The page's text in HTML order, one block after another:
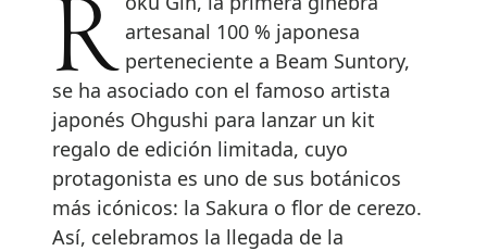
Roku Gin, la primera ginebra artesanal 100 % japonesa
perteneciente a Beam Suntory,
se ha asociado con el famoso artista
japonés Ohgushi para lanzar un kit
regalo de edición limitada, cuyo
protagonista es uno de sus botánicos
más icónicos: la Sakura o flor de cerezo.
Así, celebramos la llegada de la